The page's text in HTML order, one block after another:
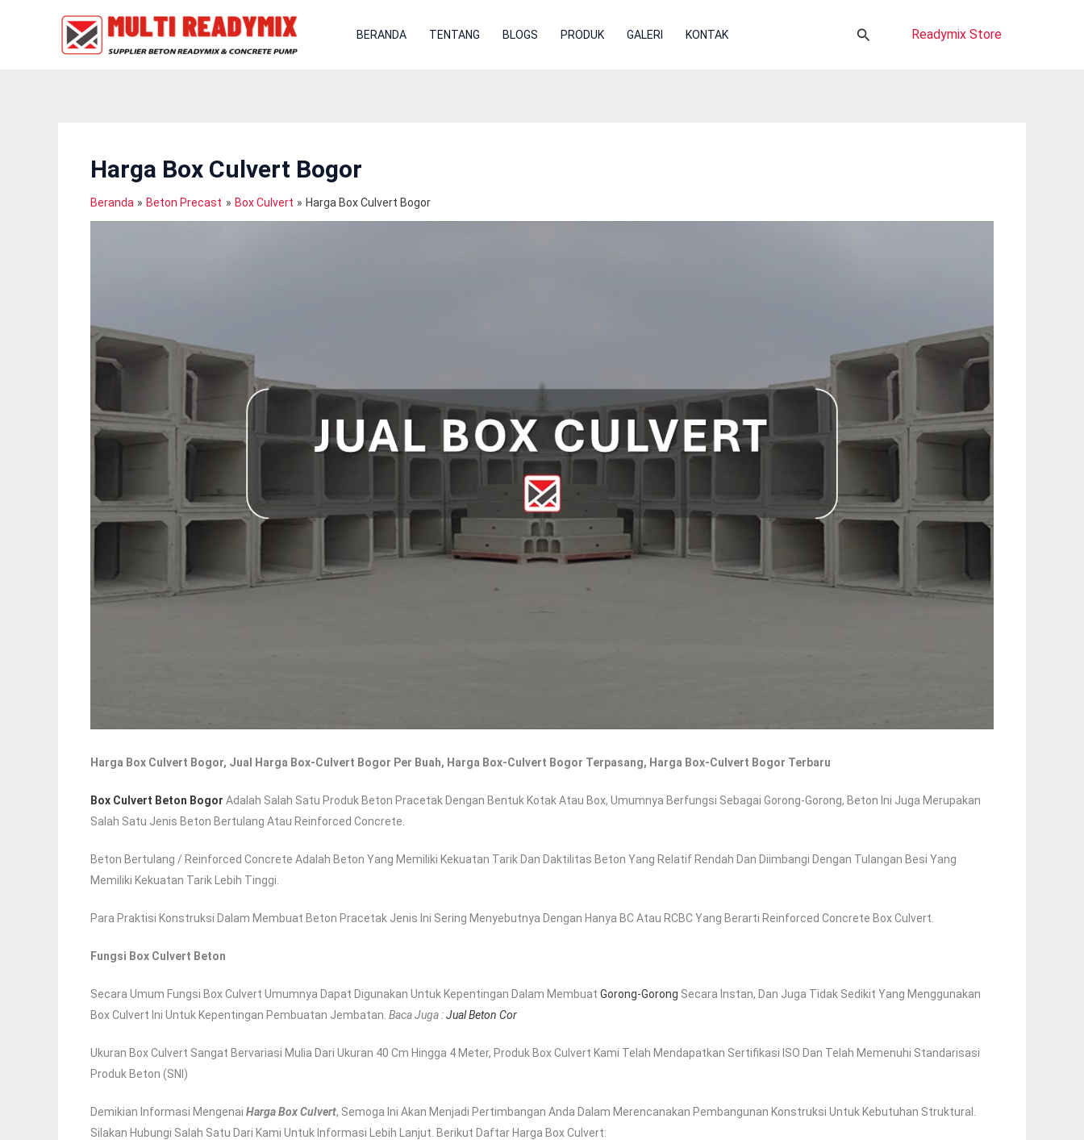
BERANDA TENTANG BLOGS PRODUK GALERI KONTAK Cari Readymix Store
Harga Box Culvert Bogor
Beranda Beton Precast Box Culvert Harga Box Culvert Bogor
Harga Box Culvert Bogor, Jual Harga Box-Culvert Bogor Per Buah, Harga Box-Culvert Bogor Terpasang, Harga Box-Culvert Bogor Terbaru
Box Culvert Beton Bogor Adalah Salah Satu Produk Beton Pracetak Dengan Bentuk Kotak Atau Box, Umumnya Berfungsi Sebagai Gorong-Gorong, Beton Ini Juga Merupakan
Salah Satu Jenis Beton Bertulang Atau Reinforced Concrete.
Beton Bertulang / Reinforced Concrete Adalah Beton Yang Memiliki Kekuatan Tarik Dan Daktilitas Beton Yang Relatif Rendah Dan Diimbangi Dengan Tulangan Besi Yang
Memiliki Kekuatan Tarik Lebih Tinggi.
Para Praktisi Konstruksi Dalam Membuat Beton Pracetak Jenis Ini Sering Menyebutnya Dengan Hanya BC Atau RCBC Yang Berarti Reinforced Concrete Box Culvert.
Fungsi Box Culvert Beton
Secara Umum Fungsi Box Culvert Umumnya Dapat Digunakan Untuk Kepentingan Dalam Membuat Gorong-Gorong Secara Instan, Dan Juga Tidak Sedikit Yang Menggunakan
Box Culvert Ini Untuk Kepentingan Pembuatan Jembatan. Baca Juga :Jual Beton Cor
Ukuran Box Culvert Sangat Bervariasi Mulia Dari Ukuran 40 Cm Hingga 4 Meter, Produk Box Culvert Kami Telah Mendapatkan Sertifikasi ISO Dan Telah Memenuhi Standarisasi
Produk Beton (SNI)
Demikian Informasi Mengenai Harga Box Culvert, Semoga Ini Akan Menjadi Pertimbangan Anda Dalam Merencanakan Pembangunan Konstruksi Untuk Kebutuhan Struktural.
Silakan Hubungi Salah Satu Dari Kami Untuk Informasi Lebih Lanjut. Berikut Daftar Harga Box Culvert: